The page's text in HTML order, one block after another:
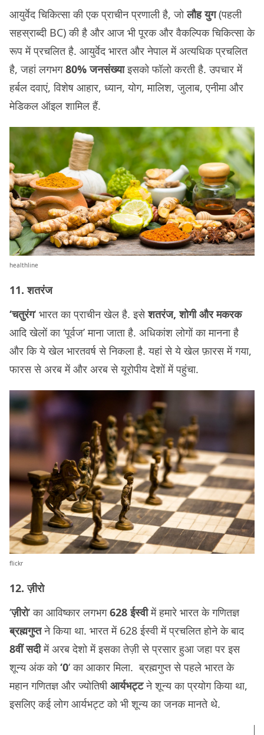
आयुर्वेद चिकित्सा की एक प्राचीन प्रणाली है, जोलौह युग(पहली
सहस्राब्दी BC) की है और आज भी पूरक और वैकल्पिक चिकित्सा के
रूप में प्रचलित है. आयुर्वेद भारत और नेपाल में अत्यधिक प्रचलित
है, जहां लगभग80% जनसंख्याइसको फॉलो करती है. उपचार में
हर्बल दवाएं, विशेष आहार, ध्यान, योग, मालिश, जुलाब, एनीमा और
मेडिकल ऑइल शामिल हैं.
healthline
11. शतरंज
‘चतुरंग‘ भारत का प्राचीन खेल है. इसेशतरंज, शोगी और मकरक
आदि खेलों का ‘पूर्वज’ माना जाता है. अधिकांश लोगों का मानना है
और कि ये खेल भारतवर्ष से निकला है. यहां से ये खेल फ़ारस में गया,
फारस से अरब में और अरब से यूरोपीय देशों में पहुंचा.
flickr
12. ज़ीरो
‘ज़ीरो‘ का आविष्कार लगभग628 ईस्वीमें हमारे भारत के गणितज्ञ
ब्रह्मगुप्तने किया था. भारत में 628 ईस्वी में प्रचलित होने के बाद
8वीं सदीमें अरब देशो में इसका तेज़ी से प्रसार हुआ जहा पर इस
शून्य अंक को‘0‘ का आकार मिला. ब्रह्मगुप्त से पहले भारत के
महान गणितज्ञ और ज्योतिषीआर्यभट्टने शून्य का प्रयोग किया था,
इसलिए कई लोग आर्यभट्ट को भी शून्य का जनक मानते थे.